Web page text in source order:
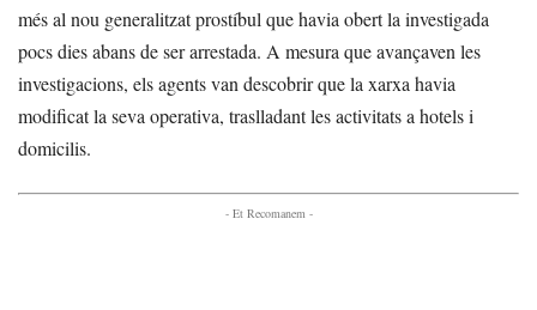
més al nou generalitzat prostíbul que havia obert la investigada
pocs dies abans de ser arrestada. A mesura que avançaven les
investigacions, els agents van descobrir que la xarxa havia
modificat la seva operativa, traslladant les activitats a hotels i
domicilis.
- Et Recomanem -